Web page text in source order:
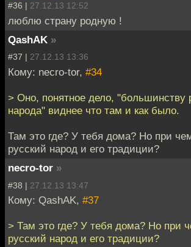
#36 | 27.12.13 12:52
люблю страну родную !
QashAK »
#37 | 27.12.13 13:36
Кому: necro-tor, #34
> Оно, понятное дело, "большинству
народа" виднее что там и как было.
Там это где? У тебя дома? Но при
русский народ и его традиции?
necro-tor »
#38 | 27.12.13 13:47
Кому: QashAK, #37
> Там это где? У тебя дома? Но при
русский народ и его традиции?